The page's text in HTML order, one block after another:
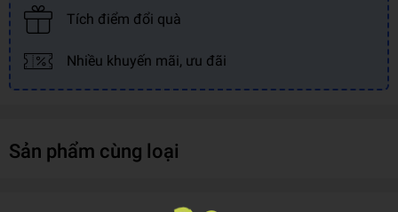
Tích điểm đổi quà
Nhiều khuyến mãi, ưu đãi
Sản phẩm cùng loại